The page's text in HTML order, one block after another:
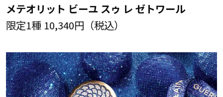
メテオリット ビーユ スゥ レ ゼトワール
限定1種 10,340円（税込）